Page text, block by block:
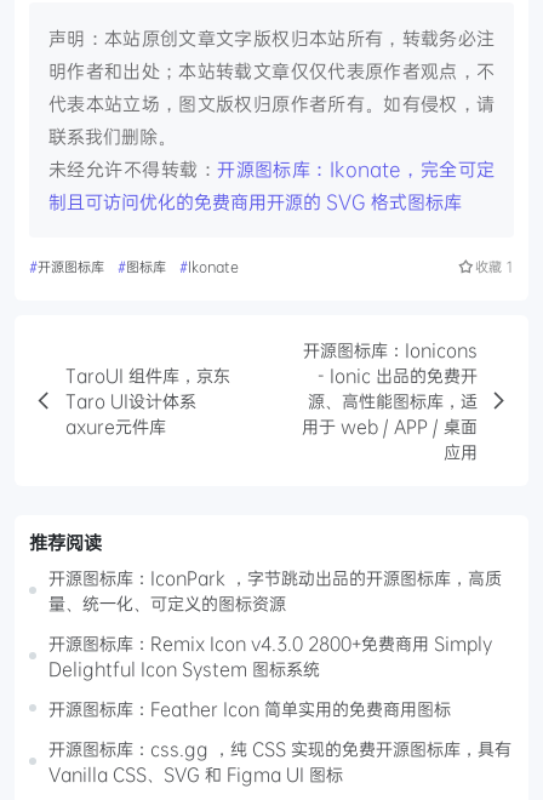
声明：本站原创文章文字版权归本站所有，转载务必注
明作者和出处；本站转载文章仅仅代表原作者观点，不
代表本站立场，图文版权归原作者所有。如有侵权，请
联系我们删除。
未经允许不得转载：开源图标库：Ikonate，完全可定
制且可访问优化的免费商用开源的 SVG 格式图标库
#开源图标库 #图标库 #Ikonate 收藏 1
TaroUI 组件库，京东
Taro UI设计体系
axure元件库
开源图标库：Ionicons
- Ionic 出品的免费开
源、高性能图标库，适
用于 web / APP / 桌面
应用
推荐阅读
开源图标库：IconPark ，字节跳动出品的开源图标库，高质
量、统一化、可定义的图标资源
开源图标库：Remix Icon v4.3.0 2800+免费商用 Simply
Delightful Icon System 图标系统
开源图标库：Feather Icon 简单实用的免费商用图标
开源图标库：css.gg ，纯 CSS 实现的免费开源图标库，具有
Vanilla CSS、SVG 和 Figma UI 图标